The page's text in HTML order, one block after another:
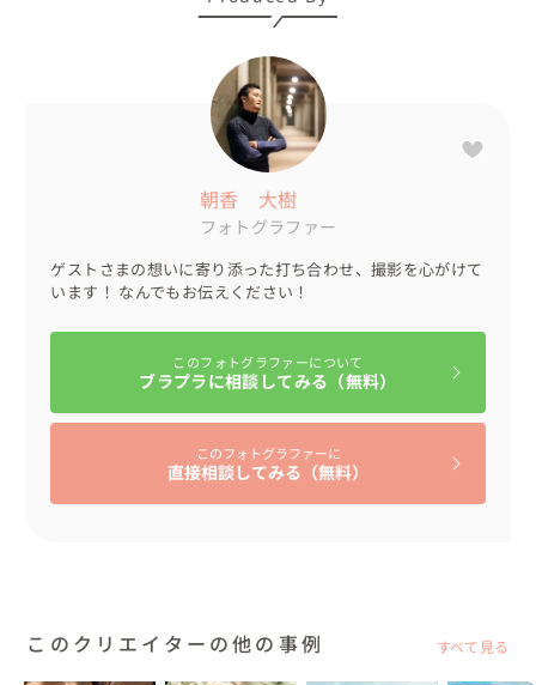
朝香 大樹
フォトグラファー
ゲストさまの想いに寄り添った打ち合わせ、撮影を心がけて
います！ なんでもお伝えください！
このフォトグラファーについて
ブラプラに相談してみる（無料）
このフォトグラファーに
直接相談してみる（無料）
このクリエイターの他の事例 すべて見る